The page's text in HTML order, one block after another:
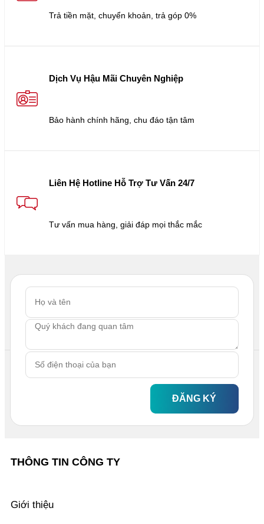
Trả tiền mặt, chuyển khoản, trả góp 0%
Dịch Vụ Hậu Mãi Chuyên Nghiệp
Bảo hành chính hãng, chu đáo tận tâm
Liên Hệ Hotline Hỗ Trợ Tư Vấn 24/7
Tư vấn mua hàng, giải đáp mọi thắc mắc
ĐĂNG KÝ
THÔNG TIN CÔNG TY
Giới thiệu